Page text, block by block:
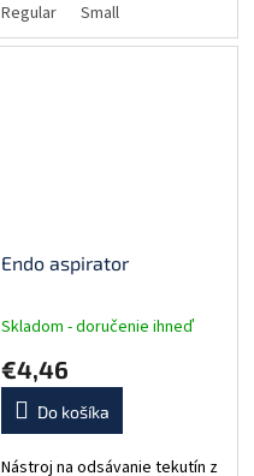
Výborná pomôcka nie len pre
zubného lekára, ale aj pre...
Regular Small
Endo aspirator
Skladom - doručenie ihneď
€4,46
Do košíka
Nástroj na odsávanie tekutín z